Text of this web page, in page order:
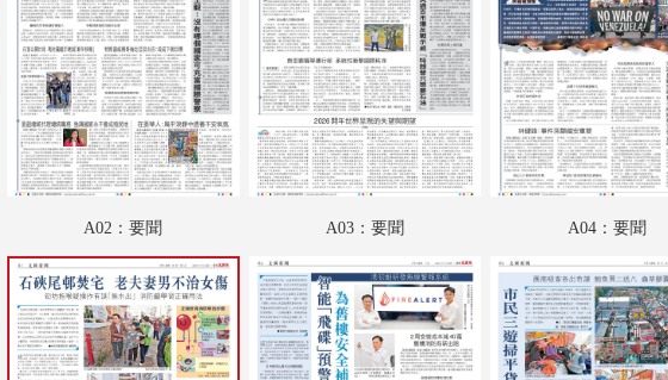
B01：娛樂
B02：投資理財
B03：體育
B04：體育
A02：要聞 A03：要聞 A04：要聞